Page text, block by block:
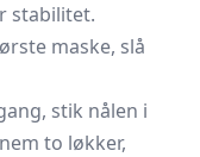
stabilitet.
maske, slå
stik nålen i
to løkker,